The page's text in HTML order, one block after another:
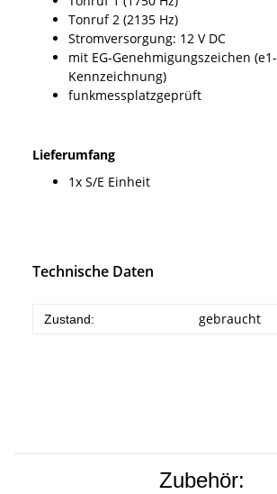
Tonruf 2 (2135 Hz)
Stromversorgung: 12 V DC
mit EG-Genehmigungszeichen (e1-
Kennzeichnung)
funkmessplatzgeprüft
Lieferumfang
1x S/E Einheit
Technische Daten
Zustand: gebraucht
Zubehör: